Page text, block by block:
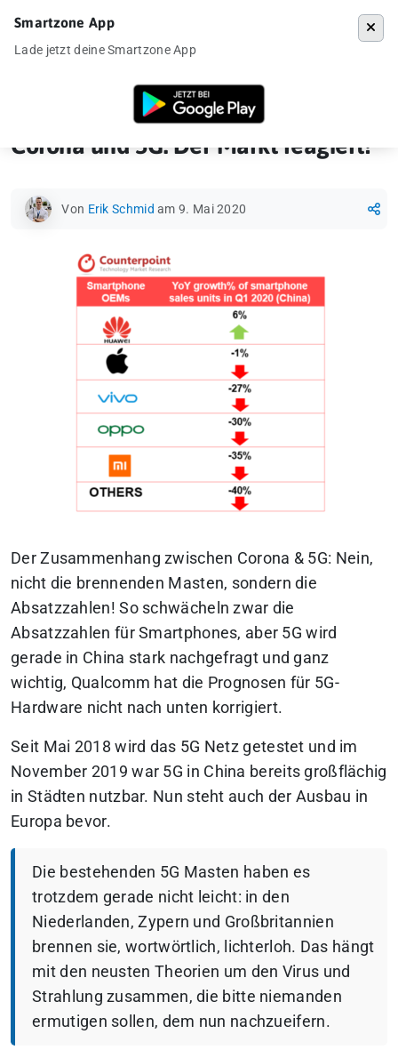
Corona und 5G: Der Markt reagiert!
Corona und 5G: Der Markt reagiert!
Von Erik Schmid am 9. Mai 2020
Der Zusammenhang zwischen Corona & 5G: Nein,
nicht die brennenden Masten, sondern die
Absatzzahlen! So schwächeln zwar die
Absatzzahlen für Smartphones, aber 5G wird
gerade in China stark nachgefragt und ganz
wichtig, Qualcomm hat die Prognosen für 5G-
Hardware nicht nach unten korrigiert.
Seit Mai 2018 wird das 5G Netz getestet und im
November 2019 war 5G in China bereits großflächig
in Städten nutzbar. Nun steht auch der Ausbau in
Europa bevor.
Die bestehenden 5G Masten haben es
trotzdem gerade nicht leicht: in den
Niederlanden, Zypern und Großbritannien
brennen sie, wortwörtlich, lichterloh. Das hängt
mit den neusten Theorien um den Virus und
Strahlung zusammen, die bitte niemanden
ermutigen sollen, dem nun nachzueifern.
Smartzone App
Lade jetzt deine Smartzone App